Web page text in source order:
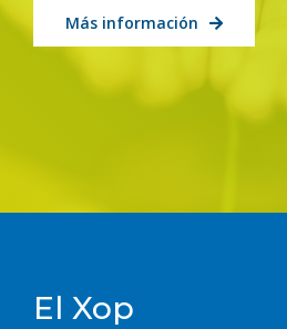
Más información
El Xop